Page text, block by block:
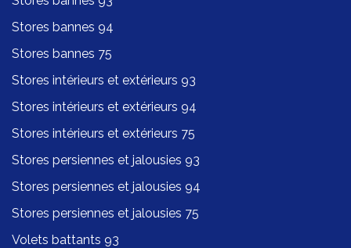
Stores bannes 94
Stores bannes 75
Stores intérieurs et extérieurs 93
Stores intérieurs et extérieurs 94
Stores intérieurs et extérieurs 75
Stores persiennes et jalousies 93
Stores persiennes et jalousies 94
Stores persiennes et jalousies 75
Volets battants 93